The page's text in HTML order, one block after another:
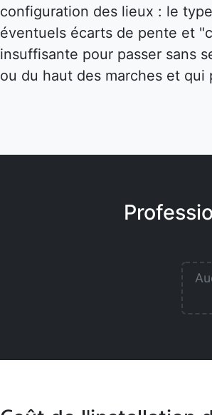
configuration des lieux : le
éventuels écarts de pente et
insuffisante pour passer sans
ou du haut des marches et